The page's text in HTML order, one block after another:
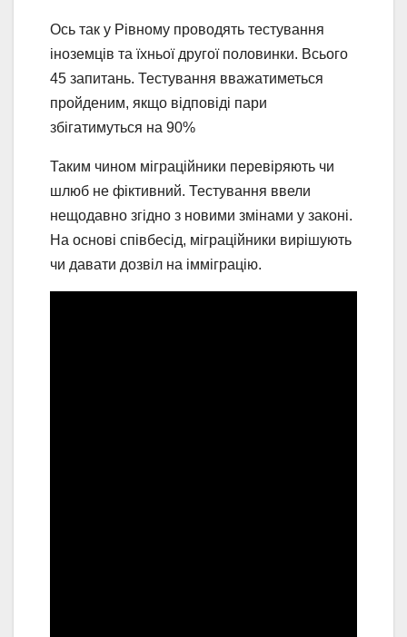
Ось так у Рівному проводять тестування
іноземців та їхньої другої половинки. Всього
45 запитань. Тестування вважатиметься
пройденим, якщо відповіді пари
збігатимуться на 90%
Таким чином міграційники перевіряють чи
шлюб не фіктивний. Тестування ввели
нещодавно згідно з новими змінами у законі.
На основі співбесід, міграційники вирішують
чи давати дозвіл на імміграцію.